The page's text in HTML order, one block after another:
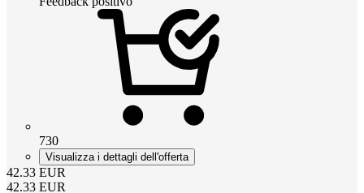
730
Visualizza i dettagli dell'offerta
42.33 EUR
42.33 EUR